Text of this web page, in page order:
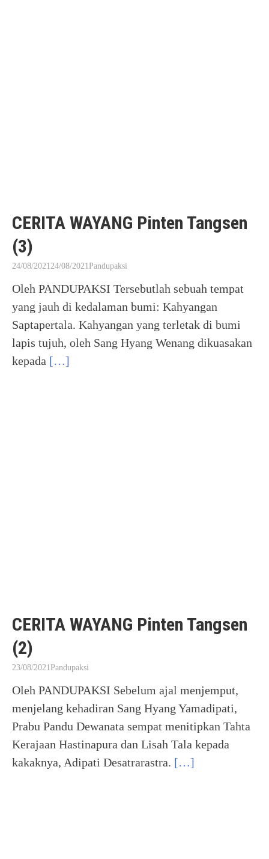
CERITA WAYANG Pinten Tangsen
(3)
24/08/202124/08/2021Pandupaksi
Oleh PANDUPAKSI Tersebutlah sebuah tempat
yang jauh di kedalaman bumi: Kahyangan
Saptapertala. Kahyangan yang terletak di bumi
lapis tujuh, oleh Sang Hyang Wenang dikuasakan
kepada […]
CERITA WAYANG Pinten Tangsen
(2)
23/08/2021Pandupaksi
Oleh PANDUPAKSI Sebelum ajal menjemput,
menjelang kehadiran Sang Hyang Yamadipati,
Prabu Pandu Dewanata sempat menitipkan Tahta
Kerajaan Hastinapura dan Lisah Tala kepada
kakaknya, Adipati Desatrarastra. […]